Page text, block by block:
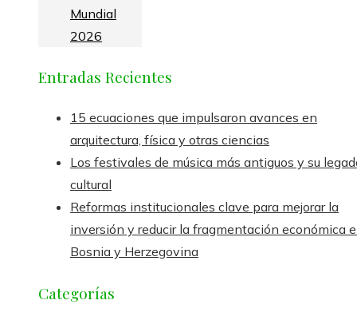
Mundial
2026
Entradas Recientes
15 ecuaciones que impulsaron avances en
arquitectura, física y otras ciencias
Los festivales de música más antiguos y su
cultural
Reformas institucionales clave para mejorar la
inversión y reducir la fragmentación económica
Bosnia y Herzegovina
Categorías